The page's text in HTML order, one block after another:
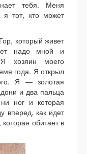
тебя. Меня
я тот, кто может
который живет
надо мной и
хозяин моего
года. Я открыл
Я — золотая
и два пальца
ног и которая
вперед, как идет
обитает в